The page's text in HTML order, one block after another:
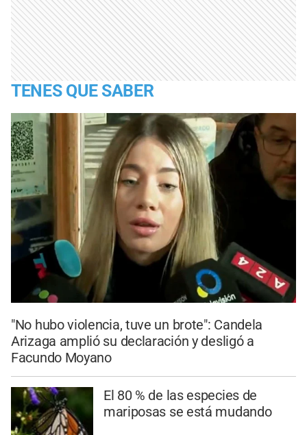
TENES QUE SABER
"No hubo violencia, tuve un brote": Candela
Arizaga amplió su declaración y desligó a
Facundo Moyano
El 80 % de las especies de
mariposas se está mudando